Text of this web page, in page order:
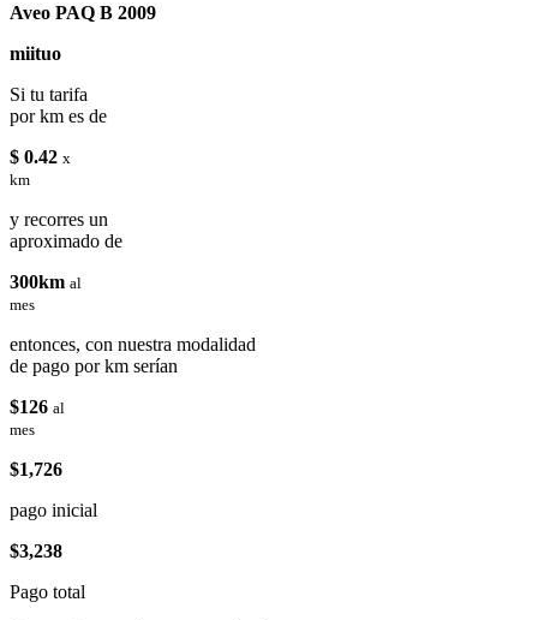
Aveo PAQ B 2009
miituo
Si tu tarifa
por km es de
$ 0.42 x
km
y recorres un
aproximado de
300km al
mes
entonces, con nuestra modalidad
de pago por km serían
$126 al
mes
$1,726
pago inicial
$3,238
Pago total